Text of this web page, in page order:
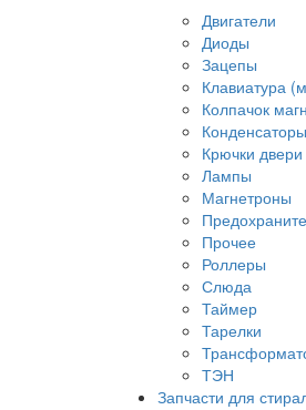
Двигатели
Диоды
Зацепы
Клавиатура
Колпачок
Конденсаторы
Крючки двери
Лампы
Магнетроны
Прочее
Роллеры
Слюда
Таймер
Тарелки
ТЭН
Запчасти для